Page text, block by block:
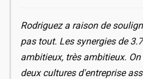
Rodriguez a raison de
pas tout. Les synergies de
ambitieux, très ambitieux.
deux cultures d'entreprise